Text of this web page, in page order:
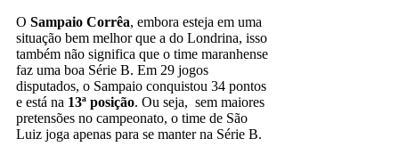
O Sampaio Corrêa, embora esteja em uma
situação bem melhor que a do Londrina, isso
também não significa que o time maranhense
faz uma boa Série B. Em 29 jogos
disputados, o Sampaio conquistou 34 pontos
e está na 13ª posição. Ou seja, sem maiores
pretensões no campeonato, o time de São
Luiz joga apenas para se manter na Série B.